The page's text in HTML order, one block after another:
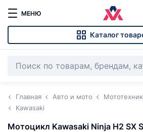
МЕНЮ
Каталог
Главная Авто и мото
Kawasaki
Мотоцикл Kawasaki Ninja H2 SX